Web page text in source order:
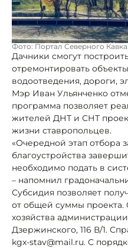
Фото: Портал Северного
Дачники смогут
отремонтировать
водоотведения, дороги,
Мэр Иван Ульянченко
программа позволяет
жителей ДНТ и СНТ
жизни ставропольцев.
«Очередной этап отбора
благоустройства
необходимо подать в
– напомнил
Субсидия позволяет
от общей суммы проекта.
хозяйства
Дзержинского, 116 В/1.
kgx-stav@mail.ru. С